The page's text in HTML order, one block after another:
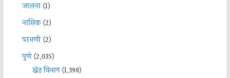
जालना(1)
नासिक(2)
परभणी(2)
पुणे(2,035)
खेड विभाग(1,398)